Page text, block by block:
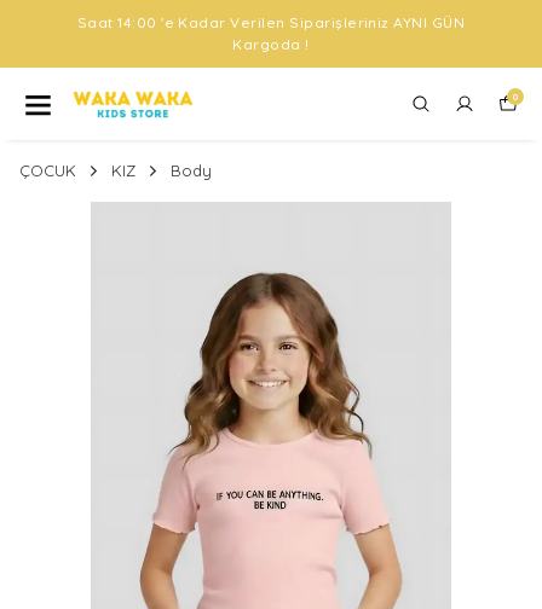
Saat 14:00 'e Kadar Verilen Siparişleriniz AYNI GÜN
Kargoda !
0
ÇOCUK KIZ Body